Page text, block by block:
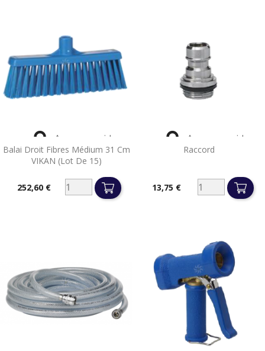
Balai Droit Fibres Médium 31 Cm
VIKAN (lot De 15)
Prix252,60 €
 Aperçu rapide
Raccord
13,75 €
 Aperçu rapide